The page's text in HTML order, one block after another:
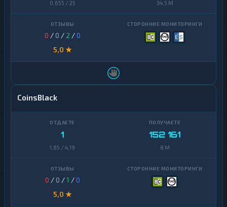
0,655 / 25 34,5 M
0 / 0 / 2 /0
5,0 ★
CoinsBlack
1
1,85 / 4,19
152 161
8 M
0 / 0 /1 /0
5,0 ★